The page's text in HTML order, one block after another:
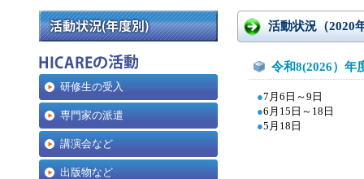
研修生の受入
専門家の派遣
講演会など
出版物など
活動状況（2020
令和8(2026）年
●7 月6日～9日
●6月15日～18日
●5 月18日